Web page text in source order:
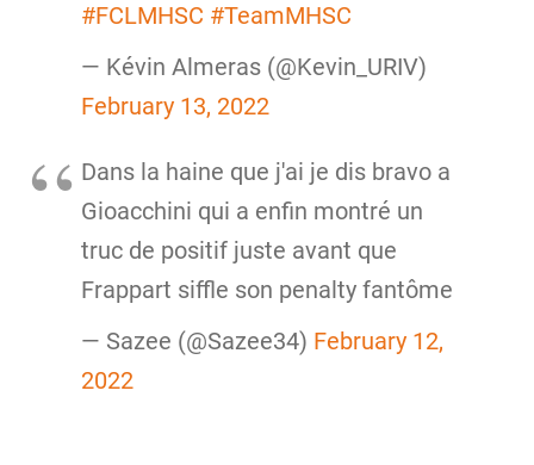
#FCLMHSC #TeamMHSC
— Kévin Almeras (@Kevin_URIV)
February 13, 2022
Dans la haine que j'ai je dis bravo a
Gioacchini qui a enfin montré un
truc de positif juste avant que
Frappart siffle son penalty fantôme
— Sazee (@Sazee34) February 12,
2022